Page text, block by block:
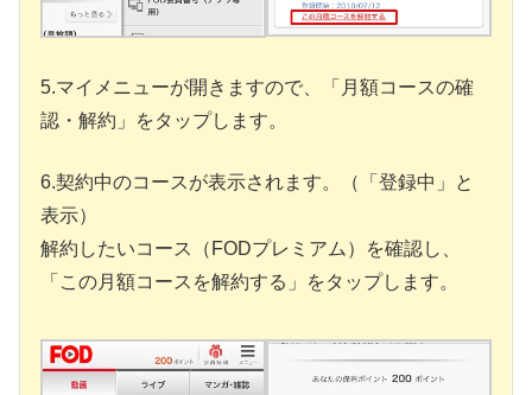
5.マイメニューが開きますので、「月額コースの確
認・解約」をタップします。
6.契約中のコースが表示されます。（「登録中」と
表示）
解約したいコース（FODプレミアム）を確認し、
「この月額コースを解約する」をタップします。